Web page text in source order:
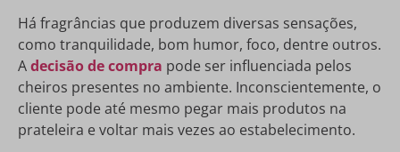
Há fragrâncias que produzem diversas sensações,
como tranquilidade, bom humor, foco, dentre outros.
Adecisão de compra pode ser influenciada pelos
cheiros presentes no ambiente. Inconscientemente, o
cliente pode até mesmo pegar mais produtos na
prateleira e voltar mais vezes ao estabelecimento.